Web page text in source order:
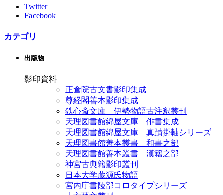
Twitter
Facebook
カテゴリ
出版物
影印資料
正倉院古文書影印集成
尊経閣善本影印集成
鉄心斎文庫 伊勢物語古注釈叢刊
天理図書館綿屋文庫 俳書集成
天理図書館綿屋文庫 真蹟掛軸シリーズ
天理図書館善本叢書 和書之部
天理図書館善本叢書 漢籍之部
神宮古典籍影印叢刊
日本大学蔵源氏物語
宮内庁書陵部コロタイプシリーズ